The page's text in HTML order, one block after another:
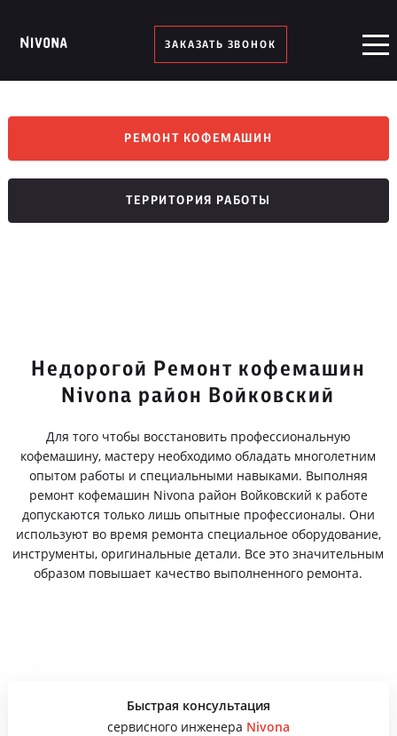
ЗАКАЗАТЬ ЗВОНОК
РЕМОНТ КОФЕМАШИН
ТЕРРИТОРИЯ РАБОТЫ
Недорогой Ремонт кофемашин
Nivona район Войковский
Для того чтобы восстановить профессиональную
кофемашину, мастеру необходимо обладать многолетним
опытом работы и специальными навыками. Выполняя
ремонт кофемашин Nivona район Войковский к работе
допускаются только лишь опытные профессионалы. Они
используют во время ремонта специальное оборудование,
инструменты, оригинальные детали. Все это значительным
образом повышает качество выполненного ремонта.
Быстрая консультация
сервисного инженера Nivona